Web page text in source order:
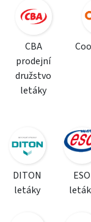
CBA
prodejní
družstvo
letáky
DITON
letáky
ESO